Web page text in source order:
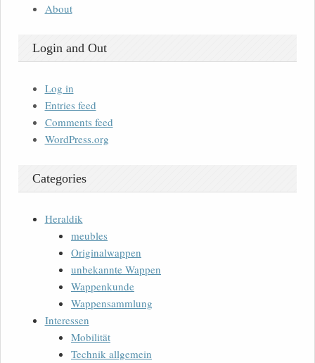
About
Login and Out
Log in
Entries feed
Comments feed
WordPress.org
Categories
Heraldik
meubles
Originalwappen
unbekannte Wappen
Wappenkunde
Wappensammlung
Interessen
Mobilität
Technik allgemein